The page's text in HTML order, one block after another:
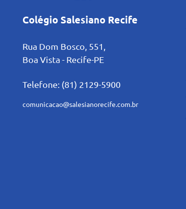
Colégio Salesiano Recife
Rua Dom Bosco, 551,
Boa Vista - Recife-PE
Telefone: (81) 2129-5900
comunicacao@salesianorecife.com.br